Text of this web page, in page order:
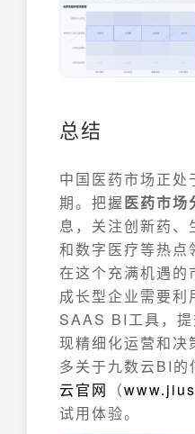
总结
中国医药市场正处
期。把握医药市场
息，关注创新药、
和数字医疗等热点
在这个充满机遇的
成长型企业需要
SAAS BI工具，
现精细化运营和决
多关于九数云BI的
云官网
（
试用体验。